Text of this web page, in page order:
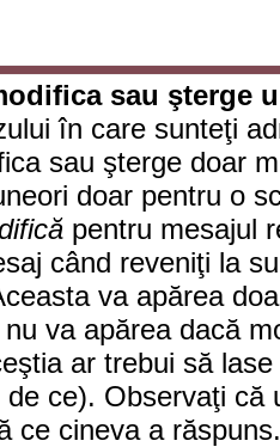
sau şterge
în care sunteţi
sau şterge doar
doar pentru o
pentru mesajul
când reveniţi la
va apărea
va apărea dacă
ar trebui să
ce). Observaţi că
ce cineva a răspuns.